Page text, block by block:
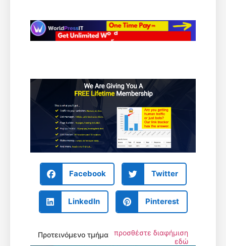
Facebook Twitter
LinkedIn Pinterest
Προτεινόμενο τμήμα
προσθέστε διαφήμιση
εδώ